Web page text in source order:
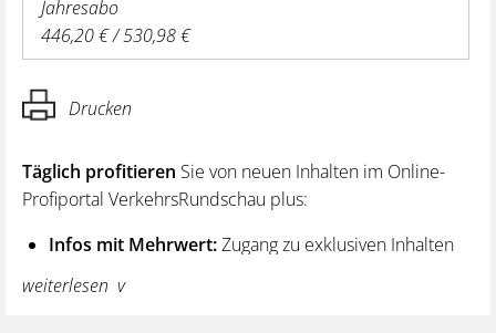
Jahresabo
446,20 € / 530,98 €
Drucken
Täglich profitieren Sie von neuen Inhalten im Online-
Profiportal VerkehrsRundschau plus:
Infos mit Mehrwert:Zugang zu exklusiven Inhalten
und Hintergrundwissen – von aktuellen Regelungen
wie z. B. bei den Lenk- und Ruhezeiten,
weiterlesen